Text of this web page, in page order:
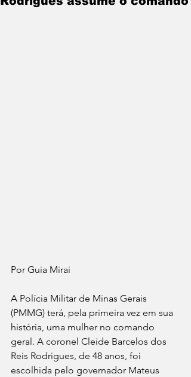
Por Guia Mirai
A Polícia Militar de Minas Gerais
(PMMG) terá, pela primeira vez em sua
história, uma mulher no comando
geral. A coronel Cleide Barcelos dos
Reis Rodrigues, de 48 anos, foi
escolhida pelo governador Mateus